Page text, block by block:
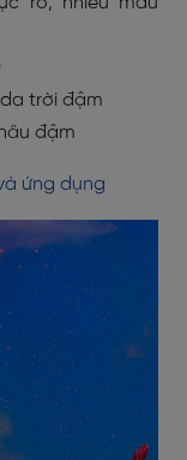
trời đậm
đậm
ứng dụng